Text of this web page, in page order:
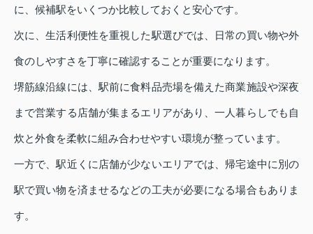
に、候補駅をいくつか比較しておくと安心です。
次に、生活利便性を重視した駅選びでは、日常の買い物や外
食のしやすさを丁寧に確認することが重要になります。
堺筋線沿線には、駅前に食料品売場を備えた商業施設や深夜
まで営業する店舗が集まるエリアがあり、一人暮らしでも自
炊と外食を柔軟に組み合わせやすい環境が整っています。
一方で、駅近くに店舗が少ないエリアでは、帰宅途中に別の
駅で買い物を済ませるなどの工夫が必要になる場合もありま
す。